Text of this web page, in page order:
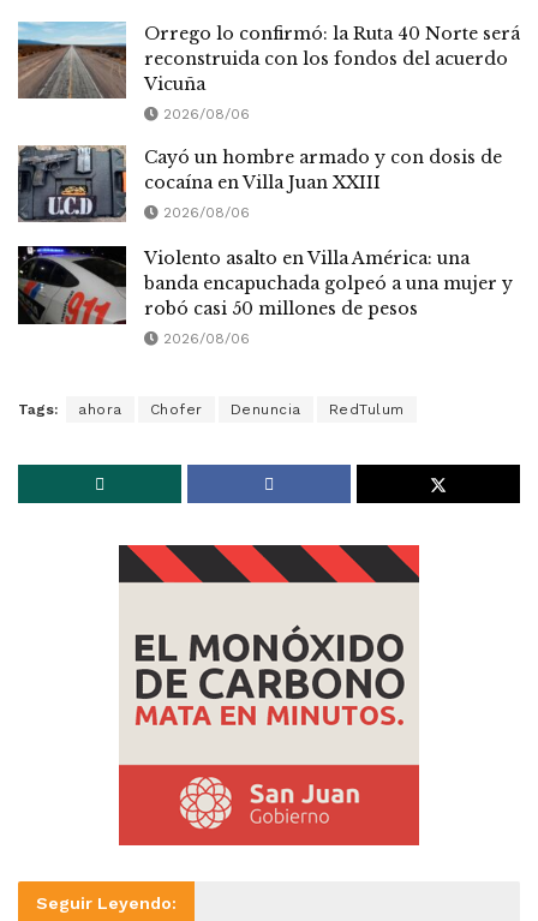
Orrego lo confirmó: la Ruta 40 Norte será
reconstruida con los fondos del acuerdo
Vicuña
2026/08/06
Cayó un hombre armado y con dosis de
cocaína en Villa Juan XXIII
2026/08/06
Violento asalto en Villa América: una
banda encapuchada golpeó a una mujer y
robó casi 50 millones de pesos
2026/08/06
Tags: ahora Chofer Denuncia RedTulum
Seguir Leyendo: